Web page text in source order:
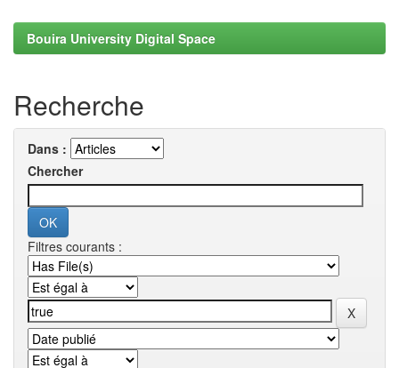
Bouira University Digital Space
Recherche
Dans :
Chercher
Filtres courants :